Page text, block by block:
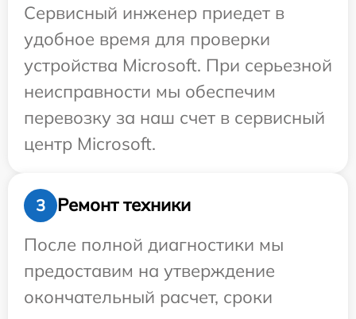
Сервисный инженер приедет в
удобное время для проверки
устройства Microsoft. При серьезной
неисправности мы обеспечим
перевозку за наш счет в сервисный
центр Microsoft.
3
Ремонт техники
После полной диагностики мы
предоставим на утверждение
окончательный расчет, сроки